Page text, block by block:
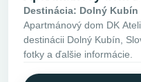
Destinácia: Dolný Kubín
Apartmánový dom DK
destinácii Dolný Kubín,
fotky a ďalšie informácie.